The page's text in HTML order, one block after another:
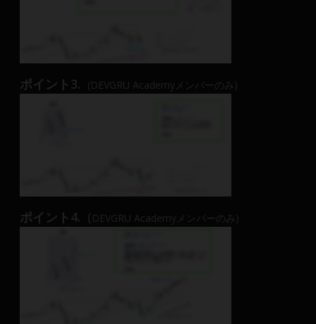
ポイント3. (DEVGRU Academyメンバーのみ)
ポイント4. ( DEVGRU Academyメンバーのみ)